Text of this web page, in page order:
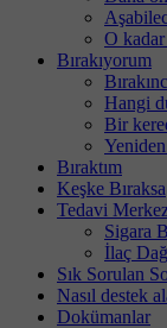
O
Bırakıyorum
Hangi
Bir
Bıraktım
Keşke Bıraksa
Tedavi
Sigara
İlaç
Sık Sorulan
Nasıl destek
Dokümanlar